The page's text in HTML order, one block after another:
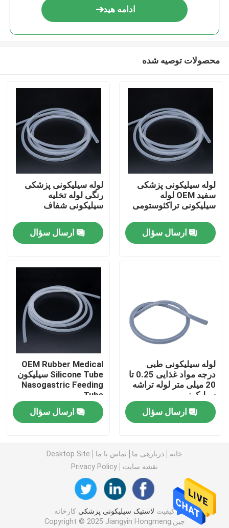
خانه
کارخانه تور
کنترل کیفیت
تماس با ما
درخواست نقل قول
لاستیک سیلیکونی پزشکی
درپوش لاستیکی پزشکی
پیستون سرنگ لاستیکی
ادامه هید
محصولات توصیه شده
لوله سیلیکونی پزشکی
سفید OEM لوله
سیلیکونی تراکئوستومی
ارسال سؤال
لوله سیلیکونی پزشکی
رنگی لوله تخلیه
سیلیکونی شفاف
ارسال سؤال
لوله سیلیکونی طبی
درجه مواد غذایی 0.25 تا
20 میلی متر لوله تراشه
سیلیکونی
ارسال سؤال
OEM Rubber Medical
Silicone Tube سیلیکون
Nasogastric Feeding
Tube
ارسال سؤال
خانه دربارهی ما تماس با ما
Desktop Site
نقشه سایت
Privacy Policy
کیفیت لاستیک سیلیکونی پزشکی کارخانه
چین.Copyright © 2025 Jiangyin Hongmeng